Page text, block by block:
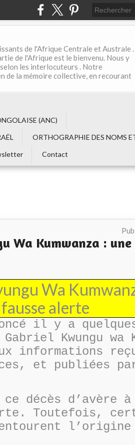
de l'Afrique Centrale et Australe .
de l'Afrique est le bienvenu. Nous y
les interlocuteurs . Notre
de la mémoire collective, en recourant
(ANC)
ORTHOGRAPHIE DES NOMS
Contact
Wa Kumwanza : une
Wa
fausse alerte
il y a
Kwungu wa
informations
et publiées
décès d’avère
Toutefois,
entourent l’origine